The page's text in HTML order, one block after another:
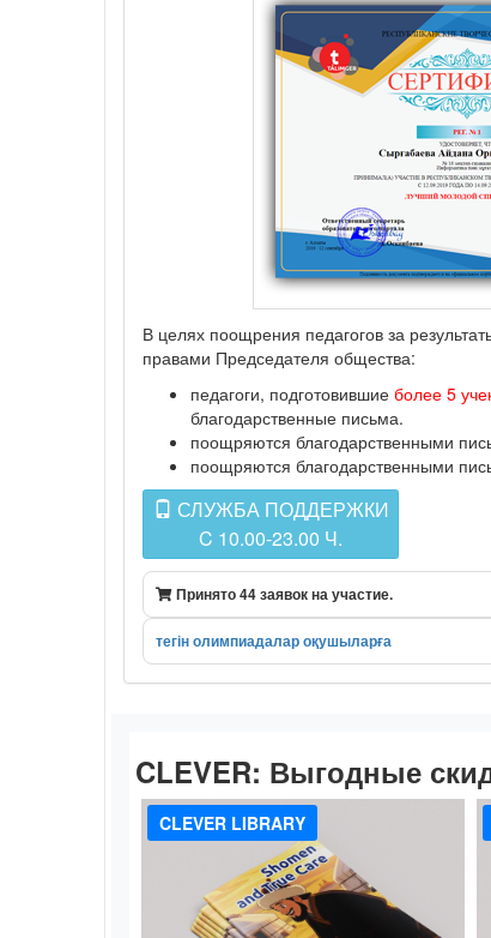
В целях поощрения педагогов за
правами Председателя общества:
педагоги, подготовившие более 5
благодарственные письма.
поощряются благодарственными
поощряются благодарственными
СЛУЖБА ПОДДЕРЖКИ
C 10.00-23.00 Ч.
Принято 44 заявок на участие.
тегін олимпиадалар оқушыларға
CLEVER: Выгодные
CLEVER LIBRARY